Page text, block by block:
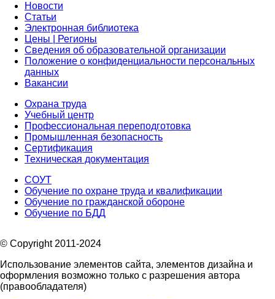
Новости
Статьи
Электронная библиотека
Цены | Регионы
Сведения об образовательной организации
Положение о конфиденциальности персональных
данных
Вакансии
Охрана труда
Учебный центр
Профессиональная переподготовка
Промышленная безопасность
Сертификация
Техническая документация
СОУТ
Обучение по охране труда и квалификации
Обучение по гражданской обороне
Обучение по БДД
© Copyright 2011-2024
Использование элементов сайта, элементов дизайна и
оформления возможно только с разрешения автора
(правообладателя)